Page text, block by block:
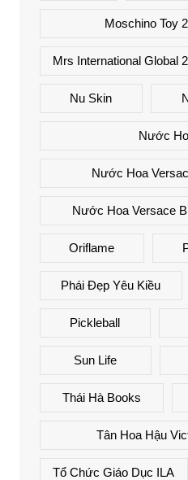
Moschino Toy
Mrs International Global
Nu Skin
Nước
Nước Hoa
Nước Hoa Versace
Oriflame
Phái Đẹp Yêu Kiều
Pickleball
Sun Life
Thái Hà Books
Tân Hoa Hậu
Tổ Chức Giáo Dục ILA